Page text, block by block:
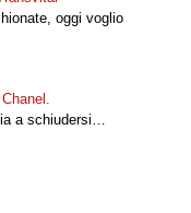
oggi voglio
a schiudersi…